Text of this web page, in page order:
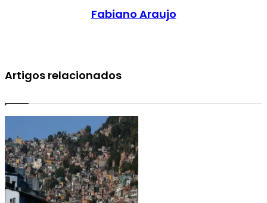
Fabiano Araujo
Artigos relacionados